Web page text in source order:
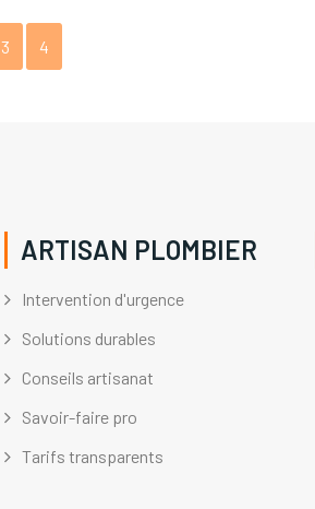
3 4
ARTISAN PLOMBIER
Intervention d'urgence
Solutions durables
Conseils artisanat
Savoir-faire pro
Tarifs transparents